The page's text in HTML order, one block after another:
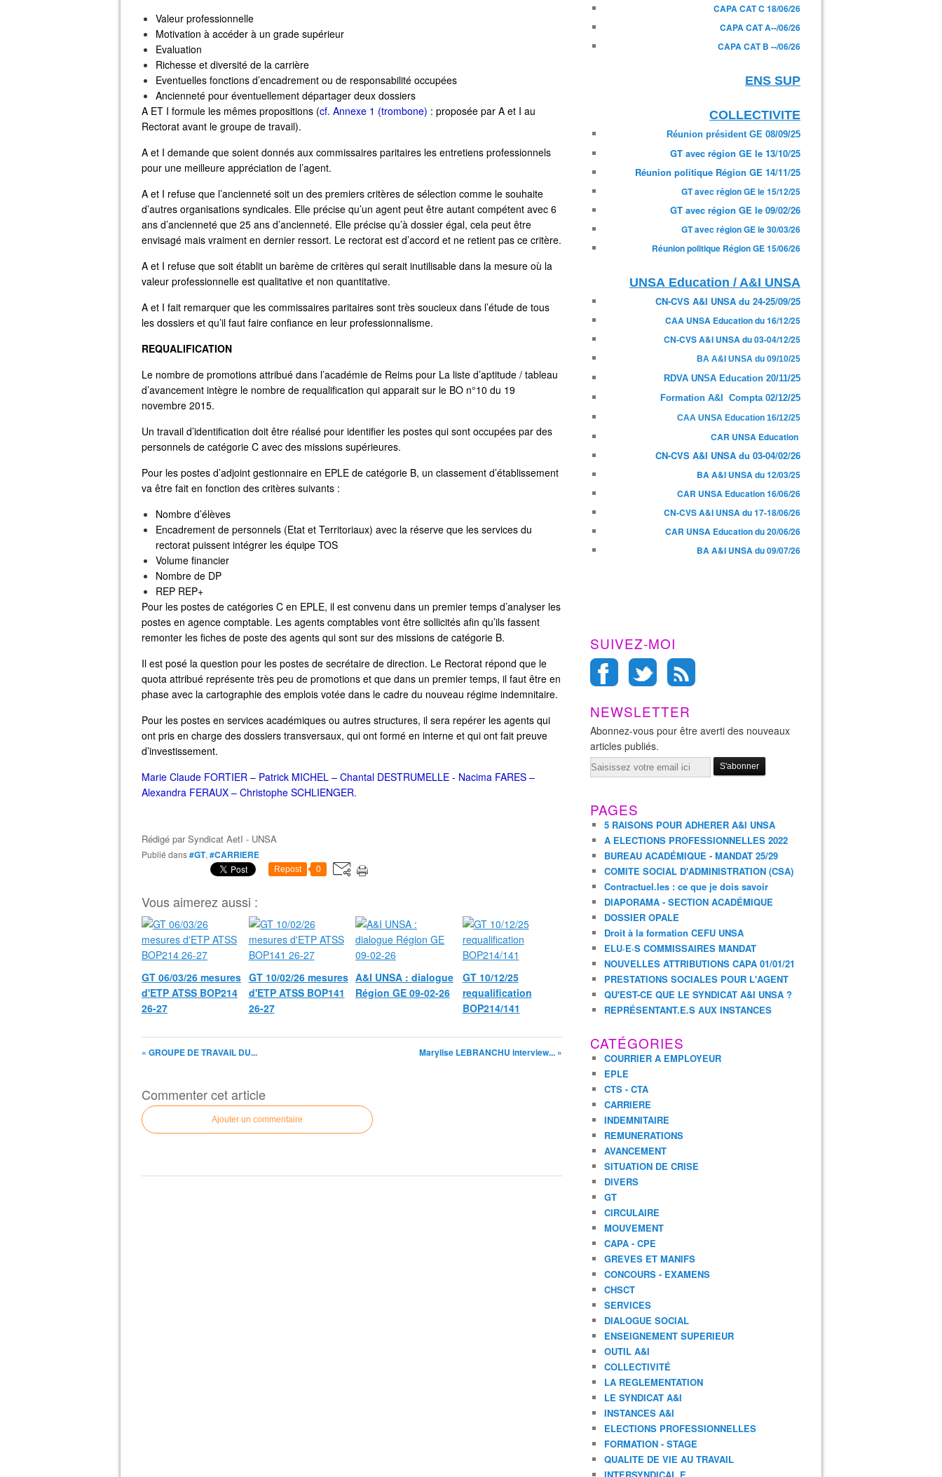
Valeur professionnelle
Motivation à accéder à un grade supérieur
Evaluation
Richesse et diversité de la carrière
Eventuelles fonctions d’encadrement ou de responsabilité occupées
Ancienneté pour éventuellement départager deux dossiers
A ET I formule les mêmes propositions (cf. Annexe 1 (trombone) : proposée par A et I au
Rectorat avant le groupe de travail).
A et I demande que soient donnés aux commissaires paritaires les entretiens professionnels
pour une meilleure appréciation de l’agent.
A et I refuse que l’ancienneté soit un des premiers critères de sélection comme le souhaite
d’autres organisations syndicales. Elle précise qu’un agent peut être autant compétent avec 6
ans d’ancienneté que 25 ans d’ancienneté. Elle précise qu’à dossier égal, cela peut être
envisagé mais vraiment en dernier ressort. Le rectorat est d’accord et ne retient pas ce critère.
A et I refuse que soit établit un barème de critères qui serait inutilisable dans la mesure où la
valeur professionnelle est qualitative et non quantitative.
A et I fait remarquer que les commissaires paritaires sont très soucieux dans l’étude de tous
les dossiers et qu’il faut faire confiance en leur professionnalisme.
REQUALIFICATION
Le nombre de promotions attribué dans l’académie de Reims pour La liste d’aptitude / tableau
d’avancement intègre le nombre de requalification qui apparait sur le BO n°10 du 19
novembre 2015.
Un travail d’identification doit être réalisé pour identifier les postes qui sont occupées par des
personnels de catégorie C avec des missions supérieures.
Pour les postes d’adjoint gestionnaire en EPLE de catégorie B, un classement d’établissement
va être fait en fonction des critères suivants :
Nombre d’élèves
Encadrement de personnels (Etat et Territoriaux) avec la réserve que les services du
rectorat puissent intégrer les équipe TOS
Volume financier
Nombre de DP
REP REP+
Pour les postes de catégories C en EPLE, il est convenu dans un premier temps d’analyser les
postes en agence comptable. Les agents comptables vont être sollicités afin qu’ils fassent
remonter les fiches de poste des agents qui sont sur des missions de catégorie B.
Il est posé la question pour les postes de secrétaire de direction. Le Rectorat répond que le
quota attribué représente très peu de promotions et que dans un premier temps, il faut être en
phase avec la cartographie des emplois votée dans le cadre du nouveau régime indemnitaire.
Pour les postes en services académiques ou autres structures, il sera repérer les agents qui
ont pris en charge des dossiers transversaux, qui ont formé en interne et qui ont fait preuve
d’investissement.
Marie Claude FORTIER – Patrick MICHEL – Chantal DESTRUMELLE - Nacima FARES –
Alexandra FERAUX – Christophe SCHLIENGER.
Rédigé parSyndicat AetI - UNSA
Publié dans#GT, #CARRIERE
Repost 0
Vous aimerez aussi :
GT 06/03/26 mesures
d'ETP ATSS BOP214
26-27
GT 10/02/26 mesures
d'ETP ATSS BOP141
26-27
A&I UNSA : dialogue
Région GE 09-02-26
GT 10/12/25
requalification
BOP214/141
« GROUPE DE TRAVAIL DU... Marylise LEBRANCHU interview... »
Commenter cet article
Ajouter un commentaire
CAPA CAT C 18/06/26
CAPA CAT A--/06/26
CAPA CAT B --/06/26
ENS SUP
COLLECTIVITE
Réunion président GE 08/09/25
GT avec région GE le 13/10/25
Réunion politique Région GE 14/11/25
GT avec région GE le 15/12/25
GT avec région GE le 09/02/26
GT avec région GE le 30/03/26
Réunion politique Région GE 15/06/26
UNSA Education / A&I UNSA
CN-CVS A&I UNSA du 24-25/09/25
CAA UNSA Education du 16/12/25
CN-CVS A&I UNSA du 03-04/12/25
BA A&I UNSA du 09/10/25
RDVA UNSA Education 20/11/25
Formation A&I Compta 02/12/25
CAA UNSA Education 16/12/25
CAR UNSA Education
CN-CVS A&I UNSA du 03-04/02/26
BA A&I UNSA du 12/03/25
CAR UNSA Education 16/06/26
CN-CVS A&I UNSA du 17-18/06/26
CAR UNSA Education du 20/06/26
BA A&I UNSA du 09/07/26
SUIVEZ-MOI
NEWSLETTER
Abonnez-vous pour être averti des nouveaux
articles publiés.
Email
PAGES
5 RAISONS POUR ADHERER A&I UNSA
A ELECTIONS PROFESSIONNELLES 2022
BUREAU ACADÉMIQUE - MANDAT 25/29
COMITE SOCIAL D'ADMINISTRATION (CSA)
Contractuel.les : ce que je dois savoir
DIAPORAMA - SECTION ACADÉMIQUE
DOSSIER OPALE
Droit à la formation CEFU UNSA
ELU·E·S COMMISSAIRES MANDAT
NOUVELLES ATTRIBUTIONS CAPA 01/01/21
PRESTATIONS SOCIALES POUR L'AGENT
QU'EST-CE QUE LE SYNDICAT A&I UNSA ?
REPRÉSENTANT.E.S AUX INSTANCES
CATÉGORIES
COURRIER A EMPLOYEUR
EPLE
CTS - CTA
CARRIERE
INDEMNITAIRE
REMUNERATIONS
AVANCEMENT
SITUATION DE CRISE
DIVERS
GT
CIRCULAIRE
MOUVEMENT
CAPA - CPE
GREVES ET MANIFS
CONCOURS - EXAMENS
CHSCT
SERVICES
DIALOGUE SOCIAL
ENSEIGNEMENT SUPERIEUR
OUTIL A&I
COLLECTIVITÉ
LA REGLEMENTATION
LE SYNDICAT A&I
INSTANCES A&I
ELECTIONS PROFESSIONNELLES
FORMATION - STAGE
QUALITE DE VIE AU TRAVAIL